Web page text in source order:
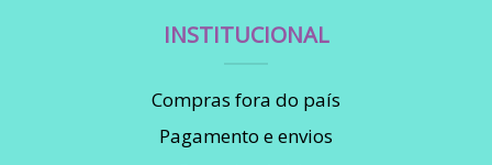
INSTITUCIONAL
Compras fora do país
Pagamento e envios